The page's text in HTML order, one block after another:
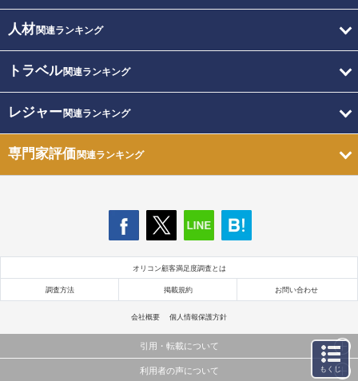
人材関連ランキング
トラベル関連ランキング
レジャー関連ランキング
専門家評価関連ランキング
オリコン顧客満足度調査とは
調査方法 掲載規約 お問い合わせ
会社概要 個人情報保護方針
引用・転載について
当サイトで公開されている情報（文字、写真、イラスト、画像データ等）及びこれらの配置・
利用者の声について もくじ